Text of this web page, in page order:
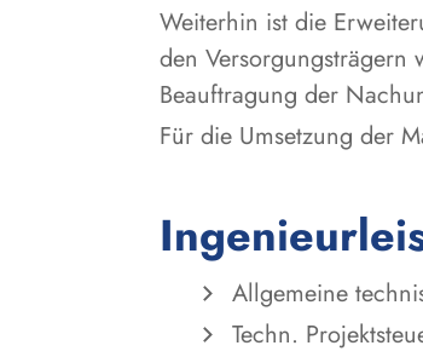
Weiterhin ist die
den Versorgungsträgern
Beauftragung der
Für die Umsetzung der
Allgemeine
Techn.